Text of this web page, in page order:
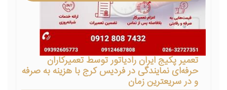
تعمیر پکیج ایران رادیاتور توسط تعمیرکاران
حرفه‌ای نمایندگی در فردیس کرج با هزینه به صرفه
و در سریعترین زمان